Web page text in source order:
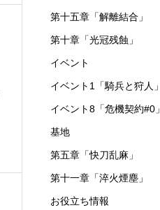
第十五章「解離結合」
第十章「光冠残蝕」
イベント
イベント1「騎兵と狩人」
イベント8「危機契約#0」
基地
第五章「快刀乱麻」
第十一章「淬火煙塵」
お役立ち情報